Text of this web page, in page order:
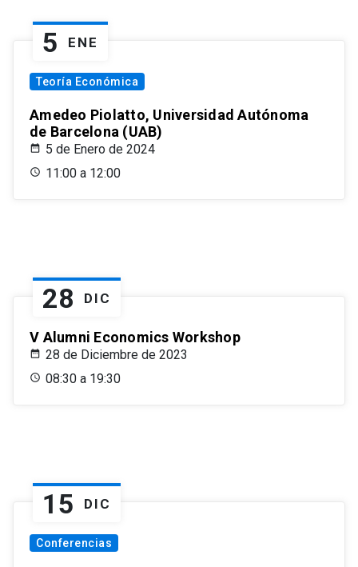
5 ENE
Teoría Económica
Amedeo Piolatto, Universidad Autónoma
de Barcelona (UAB)
5 de Enero de 2024
11:00 a 12:00
28 DIC
V Alumni Economics Workshop
28 de Diciembre de 2023
08:30 a 19:30
15 DIC
Conferencias